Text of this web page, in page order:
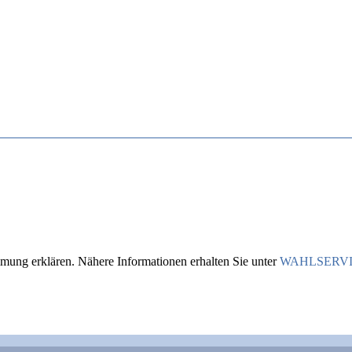
erklären. Nähere Informationen erhalten Sie unter